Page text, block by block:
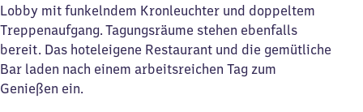
Lobby mit funkelndem Kronleuchter und doppeltem
Treppenaufgang. Tagungsräume stehen ebenfalls
bereit. Das hoteleigene Restaurant und die gemütliche
Bar laden nach einem arbeitsreichen Tag zum
Genießen ein.